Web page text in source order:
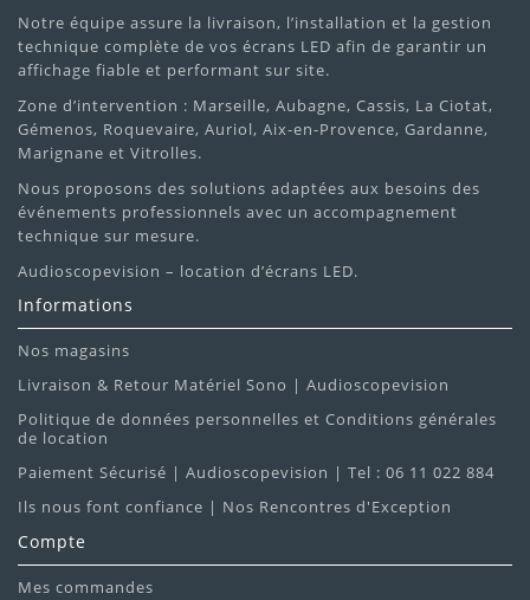
Notre équipe assure la livraison, l’installation et la gestion
technique complète de vos écrans LED afin de garantir un
affichage fiable et performant sur site.
Zone d’intervention : Marseille, Aubagne, Cassis, La Ciotat,
Gémenos, Roquevaire, Auriol, Aix-en-Provence, Gardanne,
Marignane et Vitrolles.
Nous proposons des solutions adaptées aux besoins des
événements professionnels avec un accompagnement
technique sur mesure.
Audioscopevision – location d’écrans LED.
Informations
Nos magasins
Livraison & Retour Matériel Sono | Audioscopevision
Politique de données personnelles et Conditions générales
de location
Paiement Sécurisé | Audioscopevision | Tel : 06 11 022 884
Ils nous font confiance | Nos Rencontres d'Exception
Compte
Mes commandes